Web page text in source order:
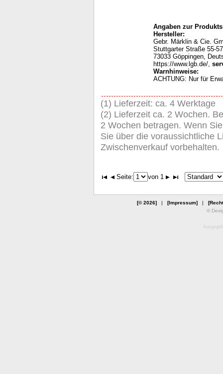
Angaben zur
Hersteller:
Gebr. Märklin & Cie.
Stuttgarter Straße 55-57
73033 Göppingen,
https://www.lgb.de/,
Warnhinweise:
ACHTUNG: Nur für
(1) Lieferzeit: ca. 4 Werktage
(2) Lieferzeit ca. 2 Wochen.
2 Wochen betragen. Wenn
Sie über die voraussichtliche
Zwischenverkauf vorbehalten.
Seite: von 1
[© 2026]| [Impressum]|
©